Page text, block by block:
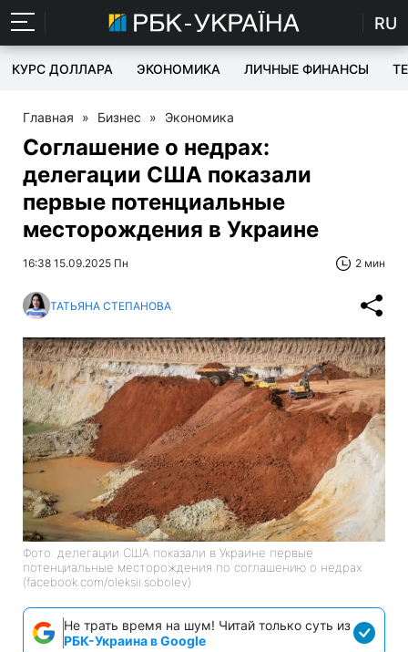
RU
КУРС ДОЛЛАРА ЭКОНОМИКА ЛИЧНЫЕ ФИНАНСЫ
Главная » Бизнес » Экономика
Соглашение о недрах:
делегации США показали
первые потенциальные
месторождения в Украине
16:38 15.09.2025 Пн 2 мин
ТАТЬЯНА СТЕПАНОВА
Фото: делегации США показали в Украине первые
потенциальные месторождения по соглашению о недрах
(facebook.com/oleksii.sobolev)
Не трать время на шум! Читай только суть из
РБК-Украина в Google